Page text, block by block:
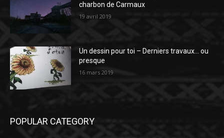
charbon de Carmaux
19 avril 2019
Un dessin pour toi – Derniers travaux… ou
presque
16 mars 2019
POPULAR CATEGORY